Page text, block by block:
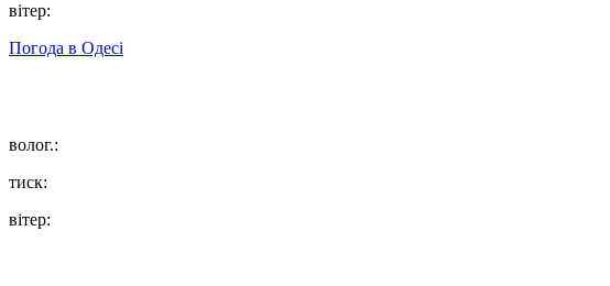
вітер:
Погода в Одесі
волог.:
тиск:
вітер: